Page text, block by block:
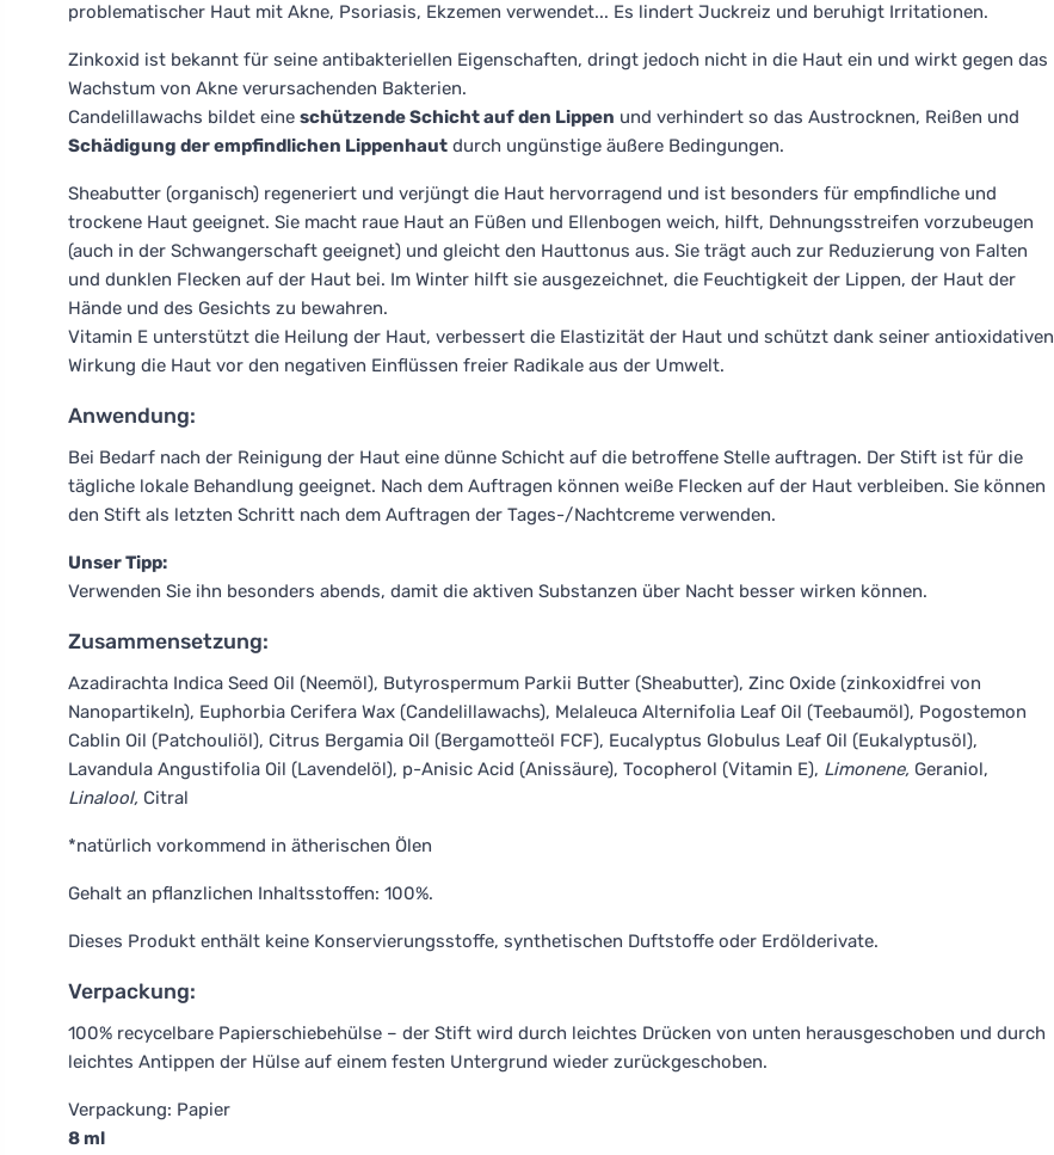
problematischer Haut mit Akne, Psoriasis, Ekzemen verwendet... Es lindert Juckreiz und beruhigt Irritationen.
Zinkoxid ist bekannt für seine antibakteriellen Eigenschaften, dringt jedoch nicht in die Haut ein und wirkt gegen das
Wachstum von Akne verursachenden Bakterien.
Candelillawachs bildet eine schützende Schicht auf den Lippen und verhindert so das Austrocknen, Reißen und
Schädigung der empfindlichen Lippenhaut durch ungünstige äußere Bedingungen.
Sheabutter (organisch) regeneriert und verjüngt die Haut hervorragend und ist besonders für empfindliche und
trockene Haut geeignet. Sie macht raue Haut an Füßen und Ellenbogen weich, hilft, Dehnungsstreifen vorzubeugen
(auch in der Schwangerschaft geeignet) und gleicht den Hauttonus aus. Sie trägt auch zur Reduzierung von Falten
und dunklen Flecken auf der Haut bei. Im Winter hilft sie ausgezeichnet, die Feuchtigkeit der Lippen, der Haut der
Hände und des Gesichts zu bewahren.
Vitamin E unterstützt die Heilung der Haut, verbessert die Elastizität der Haut und schützt dank seiner antioxidativen
Wirkung die Haut vor den negativen Einflüssen freier Radikale aus der Umwelt.
Anwendung:
Bei Bedarf nach der Reinigung der Haut eine dünne Schicht auf die betroffene Stelle auftragen. Der Stift ist für die
tägliche lokale Behandlung geeignet. Nach dem Auftragen können weiße Flecken auf der Haut verbleiben. Sie können
den Stift als letzten Schritt nach dem Auftragen der Tages-/Nachtcreme verwenden.
Unser Tipp:
Verwenden Sie ihn besonders abends, damit die aktiven Substanzen über Nacht besser wirken können.
Zusammensetzung:
Azadirachta Indica Seed Oil (Neemöl), Butyrospermum Parkii Butter (Sheabutter), Zinc Oxide (zinkoxidfrei von
Nanopartikeln), Euphorbia Cerifera Wax (Candelillawachs), Melaleuca Alternifolia Leaf Oil (Teebaumöl), Pogostemon
Cablin Oil (Patchouliöl), Citrus Bergamia Oil (Bergamotteöl FCF), Eucalyptus Globulus Leaf Oil (Eukalyptusöl),
Lavandula Angustifolia Oil (Lavendelöl), p-Anisic Acid (Anissäure), Tocopherol (Vitamin E), Limonene, Geraniol,
Linalool, Citral
*natürlich vorkommend in ätherischen Ölen
Gehalt an pflanzlichen Inhaltsstoffen: 100%.
Dieses Produkt enthält keine Konservierungsstoffe, synthetischen Duftstoffe oder Erdölderivate.
Verpackung:
100% recycelbare Papierschiebehülse – der Stift wird durch leichtes Drücken von unten herausgeschoben und durch
leichtes Antippen der Hülse auf einem festen Untergrund wieder zurückgeschoben.
Verpackung: Papier
8 ml